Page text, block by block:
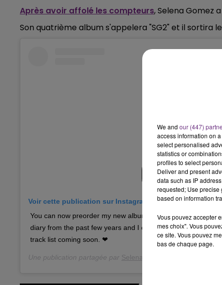
Après avoir affolé les compteurs, Selena Gomez
Son quatrième album s'appelera "SG2" et il sortira le
Voir cette publication sur Instagram
You can now preorder my new album, out January 10,
diary from the past few years and I can’t wait for you to hear
track list coming soon. ❤
Une publication partagée par Selena Gomez
We and our (447)
access information on
select personalised
statistics or
profiles to select
Deliver and present
data such as IP
requested; Use precise
based on information
Vous pouvez accepter
mes choix". Vous
ce site. Vous pouvez
bas de chaque page.